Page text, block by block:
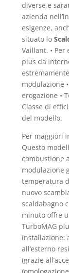
diverse e
azienda
esigenze,
situato lo
Vaillant. • Per
plus da
modulazione
erogazione •
Classe di
del modello.
Per maggiori
Questo
combustione
modulazione
temperatura
nuovo
scaldabagno
minuto offre
TurboMAG
installazione:
all’esterno
(grazie